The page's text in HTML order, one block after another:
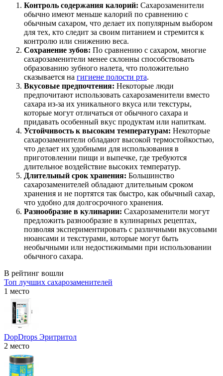
Контроль содержания калорий: Сахарозаменители
обычно имеют меньше калорий по сравнению с
обычным сахаром, что делает их популярным выбором
для тех, кто следит за своим питанием и стремится к
контролю или снижению веса.
Сохранение зубов: По сравнению с сахаром, многие
сахарозаменители менее склонны способствовать
образованию зубного налета, что положительно
сказывается на гигиене полости рта.
Вкусовые предпочтения: Некоторые люди
предпочитают использовать сахарозаменители вместо
сахара из-за их уникального вкуса или текстуры,
которые могут отличаться от обычного сахара и
придавать особенный вкус продуктам или напиткам.
Устойчивость к высоким температурам: Некоторые
сахарозаменители обладают высокой термостойкостью,
что делает их удобными для использования в
приготовлении пищи и выпечке, где требуются
длительное воздействие высоких температур.
Длительный срок хранения: Большинство
сахарозаменителей обладают длительным сроком
хранения и не портятся так быстро, как обычный сахар,
что удобно для долгосрочного хранения.
Разнообразие в кулинарии: Сахарозаменители могут
предложить разнообразие в кулинарных рецептах,
позволяя экспериментировать с различными вкусовыми
нюансами и текстурами, которые могут быть
необычными или недостижимыми при использовании
обычного сахара.
В рейтинг вошли
Топ лучших сахарозаменителей
1 место
DopDrops Эритритол
2 место